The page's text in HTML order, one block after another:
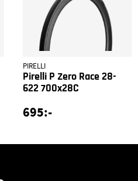
PIRELLI
Pirelli P Zero Race 28-
622 700x28C
695:-